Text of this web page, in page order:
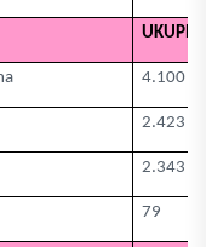
4.100
2.423
2.343
79